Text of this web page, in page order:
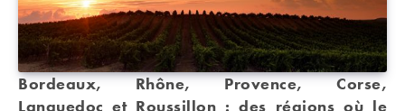
Bordeaux, Rhône, Provence, Corse,
Languedoc et Roussillon : des régions où le